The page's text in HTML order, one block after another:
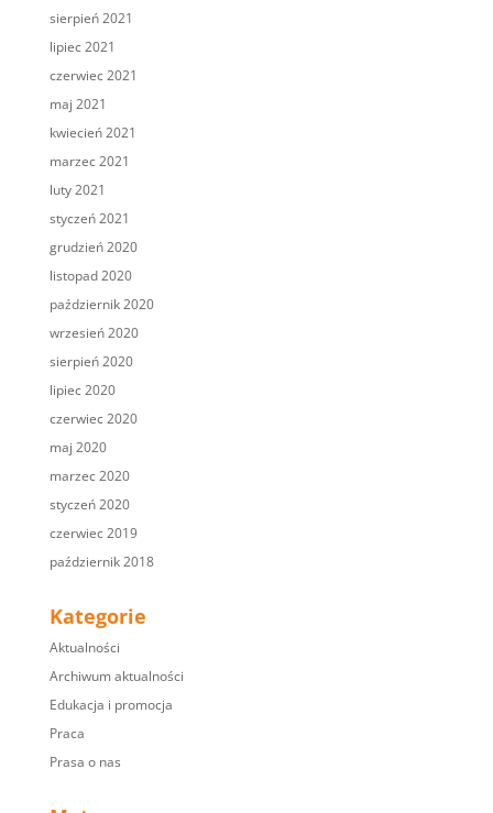
sierpień 2021
lipiec 2021
czerwiec 2021
maj 2021
kwiecień 2021
marzec 2021
luty 2021
styczeń 2021
grudzień 2020
listopad 2020
październik 2020
wrzesień 2020
sierpień 2020
lipiec 2020
czerwiec 2020
maj 2020
marzec 2020
styczeń 2020
czerwiec 2019
październik 2018
Kategorie
Aktualności
Archiwum aktualności
Edukacja i promocja
Praca
Prasa o nas